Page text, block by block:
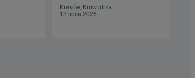
Kraków, Krowodrza
18 lipca 2026